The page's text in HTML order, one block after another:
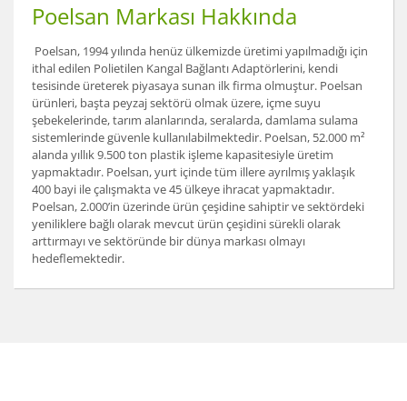
Poelsan Markası Hakkında
Poelsan, 1994 yılında henüz ülkemizde üretimi yapılmadığı için
ithal edilen Polietilen Kangal Bağlantı Adaptörlerini, kendi
tesisinde üreterek piyasaya sunan ilk firma olmuştur. Poelsan
ürünleri, başta peyzaj sektörü olmak üzere, içme suyu
şebekelerinde, tarım alanlarında, seralarda, damlama sulama
sistemlerinde güvenle kullanılabilmektedir. Poelsan, 52.000 m²
alanda yıllık 9.500 ton plastik işleme kapasitesiyle üretim
yapmaktadır. Poelsan, yurt içinde tüm illere ayrılmış yaklaşık
400 bayi ile çalışmakta ve 45 ülkeye ihracat yapmaktadır.
Poelsan, 2.000’in üzerinde ürün çeşidine sahiptir ve sektördeki
yeniliklere bağlı olarak mevcut ürün çeşidini sürekli olarak
arttırmayı ve sektöründe bir dünya markası olmayı
hedeflemektedir.